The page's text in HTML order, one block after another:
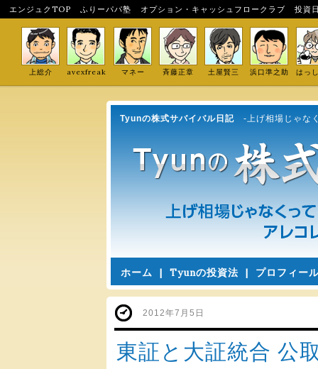
エンジュクTOP ふりーパパ塾 オプション・キャッシュフロークラブ 投資
上総介 avexfreak マネー 斉藤正章 土屋賢三 浜口準之助 はっ
Tyunの株式サバイバル日記 -上げ相場じゃな
ホーム | Tyunの投資法 | プロフィー
2012年7月5日
東証と大証統合 公